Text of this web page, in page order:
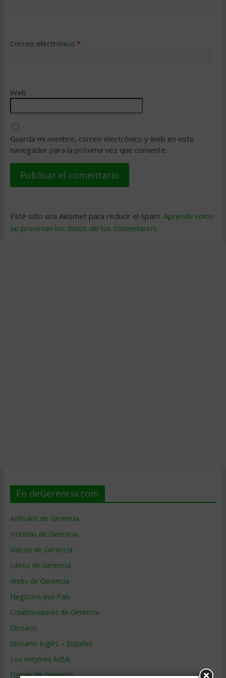
Correo electrónico *
Web
Guarda mi nombre, correo electrónico y web en este
navegador para la próxima vez que comente.
Este sitio usa Akismet para reducir el spam. Aprende cómo
se procesan los datos de tus comentarios.
En deGerencia.com
Artículos de Gerencia
Noticias de Gerencia
Videos de Gerencia
Libros de Gerencia
Webs de Gerencia
Negocios por País
Colaboradores de Gerencia
Glosario
Glosario Inglés – Español
Los mejores MBA
Firmas de Gerencia